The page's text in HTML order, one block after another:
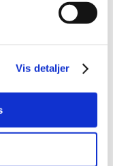
Vis detaljer